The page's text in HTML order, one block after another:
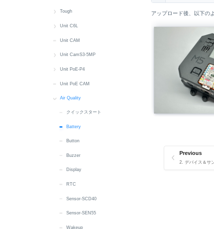
RGB_LED
RTC
microSD
Sensor
RGB LED
RTC
Wakeup
IMU
SH200Q
RTC
MIC
System
Power
IMU
MIC
Display
IR NEC
MIC
Speaker
Wakeup
Button
Buzzer
Display
IMU
IR NEC
LED
MIC
RTC
Wakeup
Battery
Button
Display
IMU
IR NEC
MIC
Speaker
Wakeup
M5PM1
クイックスタート
Camera
LED
Power
Wakeup
Tough
クイックスタート
RTC
microSD
RS485
Speaker
Touch
Wakeup
Unit C6L
クイックスタート
Button
Buzzer
Display
LoRa
RGB LED
Unit CAM
Unit CamS3-5MP
クイックスタート
microSD
Web CAM
Unit PoE-P4
クイックスタート
Button
Ethernet
IR NEC
RGB LED
AddOn Display Out
Unit PoE CAM
Air Quality
クイックスタート
Battery
Button
Buzzer
Display
RTC
Sensor-SCD40
Sensor-SEN55
Wakeup
アップロード後、以下の
Previous
2. デバイス＆サ